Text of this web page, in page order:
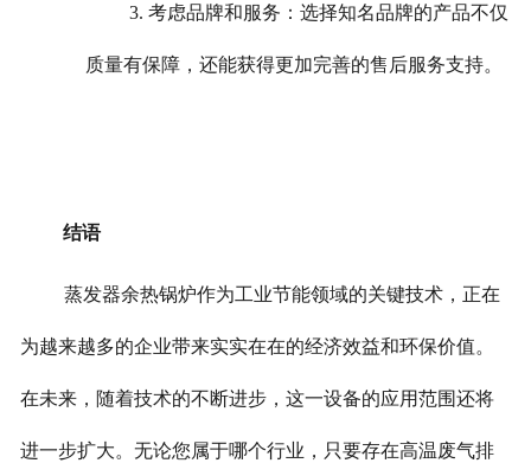
3. 考虑品牌和服务：选择知名品牌的产品不仅
质量有保障，还能获得更加完善的售后服务支持。
结语
蒸发器余热锅炉作为工业节能领域的关键技术，正在
为越来越多的企业带来实实在在的经济效益和环保价值。
在未来，随着技术的不断进步，这一设备的应用范围还将
进一步扩大。无论您属于哪个行业，只要存在高温废气排